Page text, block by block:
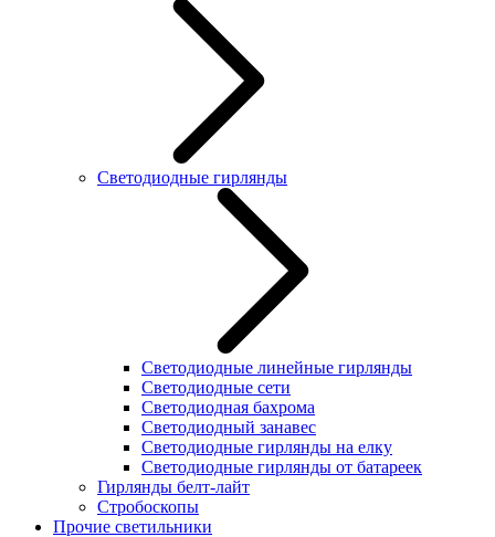
Светодиодные гирлянды
Светодиодные линейные гирлянды
Светодиодные сети
Светодиодная бахрома
Светодиодный занавес
Светодиодные гирлянды на елку
Светодиодные гирлянды от батареек
Гирлянды белт-лайт
Стробоскопы
Прочие светильники